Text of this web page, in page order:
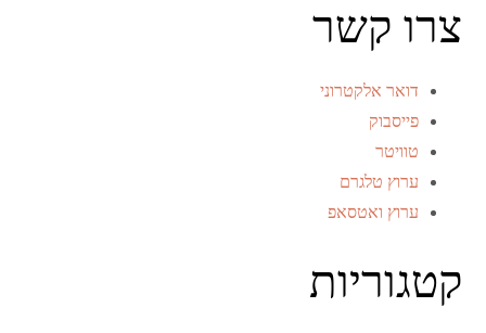
צרו קשר
דואר אלקטרוני
פייסבוק
טוויטר
ערוץ טלגרם
ערוץ ואטסאפ
קטגוריות